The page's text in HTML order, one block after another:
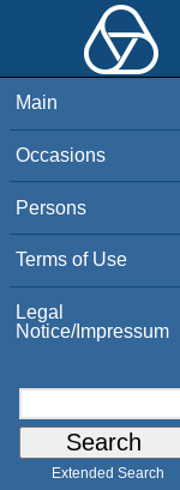
Main
Occasions
Persons
Terms of Use
Legal
Notice/Impressum
Extended Search